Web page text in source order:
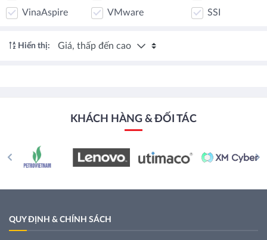
VinaAspire
VMware SSI
Hiển thị: Giá, thấp đến cao
KHÁCH HÀNG & ĐỐI TÁC
QUY ĐỊNH & CHÍNH SÁCH